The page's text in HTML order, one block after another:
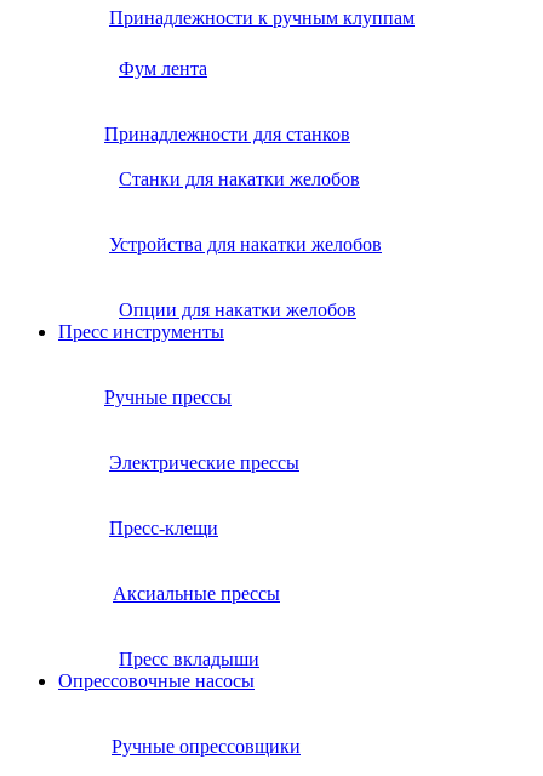
Принадлежности к ручным клуппам
Фум лента
Принадлежности для станков
Станки для накатки желобов
Устройства для накатки желобов
Опции для накатки желобов
Пресс инструменты
Ручные прессы
Электрические прессы
Пресс-клещи
Аксиальные прессы
Пресс вкладыши
Опрессовочные насосы
Ручные опрессовщики